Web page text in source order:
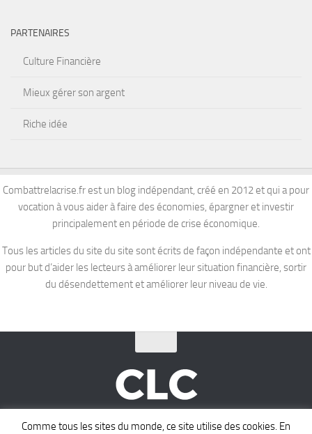
PARTENAIRES
Culture Financière
Mieux gérer son argent
Riche idée
Combattrelacrise.fr est un blog indépendant, créé en 2012 et qui a pour
vocation à vous aider à faire des économies, épargner et investir
principalement en période de crise économique.
Tous les articles du site du site sont écrits de façon indépendante et ont
pour but d’aider les lecteurs à améliorer leur situation financière, sortir
du désendettement et améliorer leur niveau de vie.
COMBATTRE LA CRISE © 2026. Tous droits réservés.
Comme tous les sites du monde, ce site utilise des cookies. En